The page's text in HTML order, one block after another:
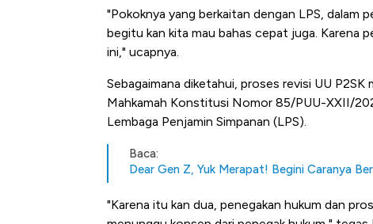
"Pokoknya yang berkaitan dengan LPS, dalam
begitu kan kita mau bahas cepat juga. Karena
ini," ucapnya.
Sebagaimana diketahui, proses revisi UU
Mahkamah Konstitusi Nomor 85/PUU-XXII/
Lembaga Penjamin Simpanan (LPS).
Baca:
Dear Gen Z, Yuk Merapat! Begini Caranya
"Karena itu kan dua, penegakan hukum dan
Kongo Tutup Keran Ekspor,